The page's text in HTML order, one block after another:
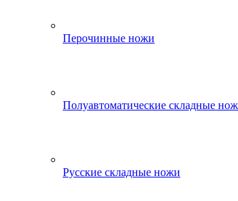
Перочинные ножи
Полуавтоматические складные
Русские складные ножи